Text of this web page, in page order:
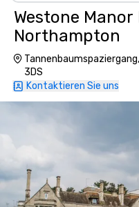
Westone Manor
Northampton
3DS
Kontaktieren Sie uns